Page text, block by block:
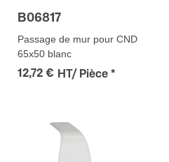
B06817
Passage de mur pour CND
65x50 blanc
12,72 € HT/ Pièce *